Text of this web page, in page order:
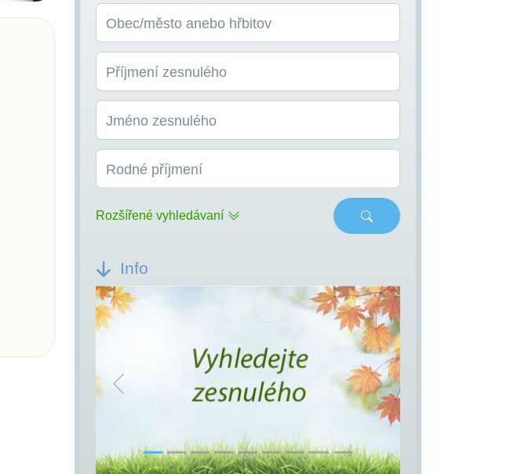
Obec/město anebo hřbitov
Příjmení zesnulého
Jméno zesnulého
Rodné příjmení
Rozšířené vyhledávaní
Info
Previous Next